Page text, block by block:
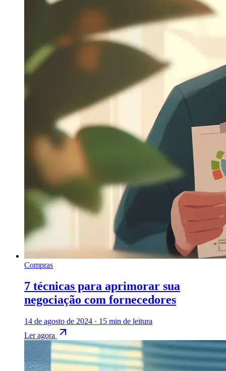
Compras
7 técnicas para aprimorar sua
negociação com fornecedores
14 de agosto de 2024 · 15 min de leitura
Ler agora